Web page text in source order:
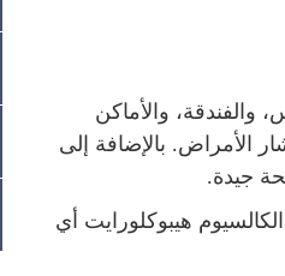
والفندقة، والأماكن
الأمراض. بالإضافة إلى
جيدة.
هيبوكلورايت أي